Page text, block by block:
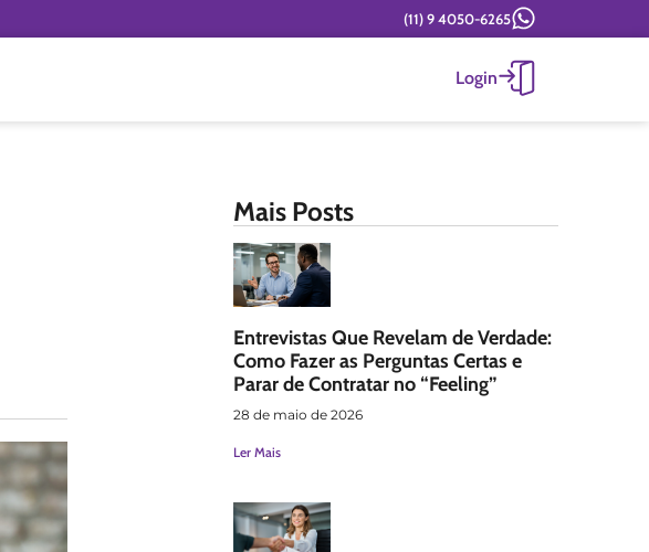
(11) 9 4050-6265
Login
Mais Posts
Entrevistas Que Revelam de Verdade:
Como Fazer as Perguntas Certas e
Parar de Contratar no “Feeling”
28 de maio de 2026
Ler Mais